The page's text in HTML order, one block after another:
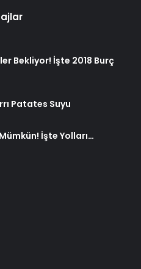
Bekliyor! İşte 2018 Burç
Patates Suyu
İşte Yolları…